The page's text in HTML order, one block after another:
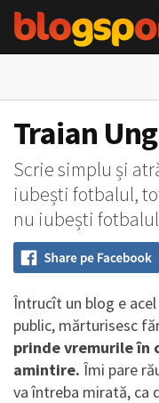
Traian
Scrie simplu și
iubești fotbalul,
nu iubești
Întrucît un blog e
public, mărturisesc
prinde vremurile în
amintire. Îmi pare
va întreba mirată, ca